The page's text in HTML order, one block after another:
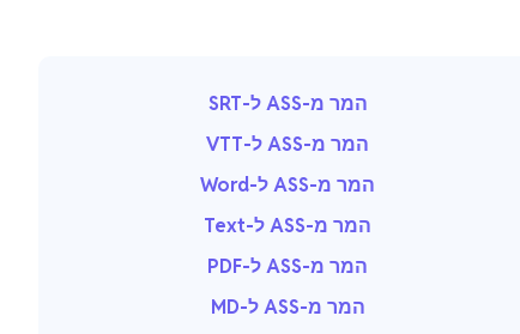
המר מ-ASS ל-SRT
המר מ-ASS ל-VTT
המר מ-ASS ל-Word
המר מ-ASS ל-Text
המר מ-ASS ל-PDF
המר מ-ASS ל-MD